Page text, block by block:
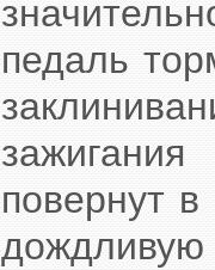
педаль
повернут
дождливую